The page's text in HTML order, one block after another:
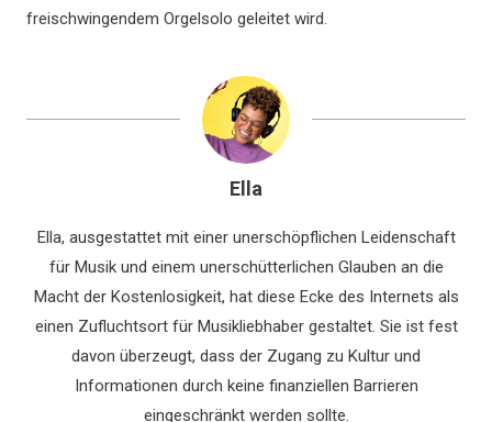
freischwingendem Orgelsolo geleitet wird.
Ella
Ella, ausgestattet mit einer unerschöpflichen Leidenschaft
für Musik und einem unerschütterlichen Glauben an die
Macht der Kostenlosigkeit, hat diese Ecke des Internets als
einen Zufluchtsort für Musikliebhaber gestaltet. Sie ist fest
davon überzeugt, dass der Zugang zu Kultur und
Informationen durch keine finanziellen Barrieren
eingeschränkt werden sollte.